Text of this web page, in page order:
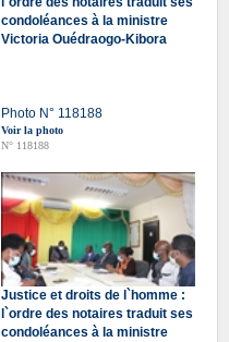
condoléances à la ministre
Victoria Ouédraogo-Kibora
Photo N° 118188
Voir la photo
N° 118188
Justice et droits de l`homme :
l`ordre des notaires traduit ses
condoléances à la ministre